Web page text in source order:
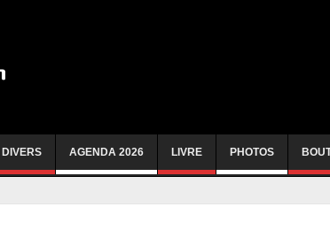
DIVERS AGENDA 2026 LIVRE PHOTOS